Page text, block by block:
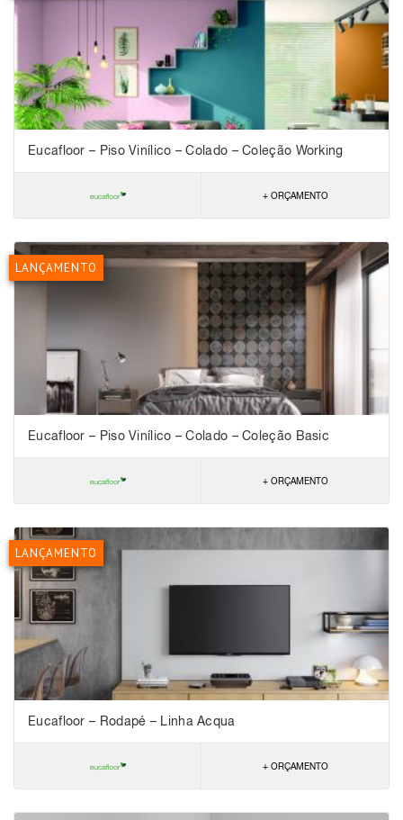
Eucafloor – Piso Vinílico – Colado – Coleção Working
+ ORÇAMENTO
LANÇAMENTO
Eucafloor – Piso Vinílico – Colado – Coleção Basic
+ ORÇAMENTO
LANÇAMENTO
Eucafloor – Rodapé – Linha Acqua
+ ORÇAMENTO